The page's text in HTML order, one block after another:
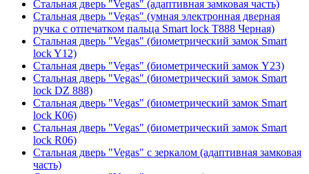
Стальная дверь "Vegas" (адаптивная замковая часть)
Стальная дверь "Vegas" (умная электронная дверная
ручка с отпечатком пальца Smart lock T888 Черная)
Стальная дверь "Vegas" (биометрический замок Smart
lock Y12)
Стальная дверь "Vegas" (биометрический замок Y23)
Стальная дверь "Vegas" (биометрический замок Smart
lock DZ 888)
Стальная дверь "Vegas" (биометрический замок Smart
lock К06)
Стальная дверь "Vegas" (биометрический замок Smart
lock R06)
Стальная дверь "Vegas" с зеркалом (адаптивная замковая
часть)